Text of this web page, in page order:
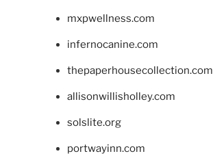
mxpwellness.com
infernocanine.com
thepaperhousecollection.com
allisonwillisholley.com
solslite.org
portwayinn.com